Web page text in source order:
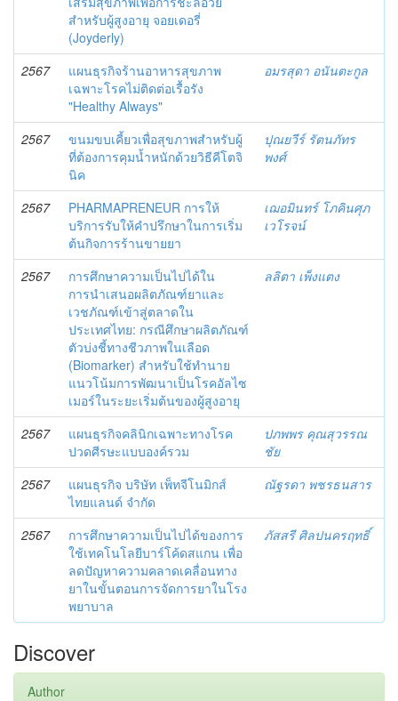
สำหรับผู้สูงอายุ จอยเดอรี่
(Joyderly)
2567
แผนธุรกิจร้านอาหารสุขภาพ
เฉพาะโรคไม่ติดต่อเรื้อรัง
"Healthy Always"
อมรสุดา อนันตะกูล
2567
ขนมขบเคี้ยวเพื่อสุขภาพสำหรับผู้
ที่ต้องการคุมน้ำหนักด้วยวิธีคีโตจิ
นิค
ปุณยวีร์ รัตนภัทร
พงศ์
2567
PHARMAPRENEUR การให้
บริการรับให้คำปรึกษาในการเริ่ม
ต้นกิจการร้านขายยา
เฌอมินทร์ โภคินศุภ
เวโรจน์
2567
การศึกษาความเป็นไปได้ใน
การนำเสนอผลิตภัณฑ์ยาและ
เวชภัณฑ์เข้าสู่ตลาดใน
ประเทศไทย: กรณีศึกษาผลิตภัณฑ์
ตัวบ่งชี้ทางชีวภาพในเลือด
(Biomarker) สำหรับใช้ทำนาย
แนวโน้มการพัฒนาเป็นโรคอัลไซ
เมอร์ในระยะเริ่มต้นของผู้สูงอายุ
ลลิตา เพ็งแตง
2567
แผนธุรกิจคลินิกเฉพาะทางโรค
ปวดศีรษะแบบองค์รวม
ปภพพร คุณสุวรรณ
ชัย
2567
แผนธุรกิจ บริษัท เพ็ทจีโนมิกส์
ไทยแลนด์ จำกัด
ณัฐรดา พชรธนสาร
2567
การศึกษาความเป็นไปได้ของการ
ใช้เทคโนโลยีบาร์โค้ดสแกน เพื่อ
ลดปัญหาความคลาดเคลื่อนทาง
ยาในขั้นตอนการจัดการยาในโรง
พยาบาล
ภัสสรี ศิลปนครฤทธิ์
Discover
Author